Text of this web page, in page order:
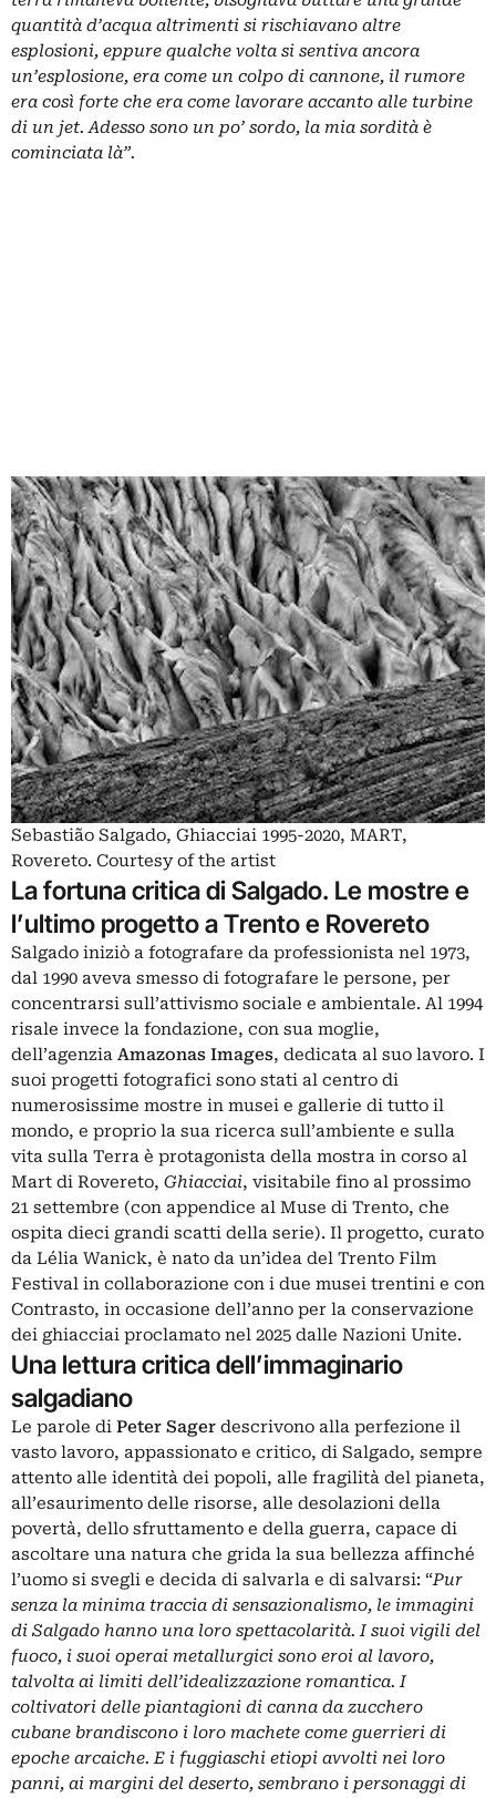
quantità d’acqua altrimenti si rischiavano altre
esplosioni, eppure qualche volta si sentiva ancora
un’esplosione, era come un colpo di cannone, il rumore
era così forte che era come lavorare accanto alle turbine
di un jet. Adesso sono un po’ sordo, la mia sordità è
cominciata là”.
Sebastião Salgado, Ghiacciai 1995-2020, MART,
Rovereto. Courtesy of the artist
La fortuna critica di Salgado. Le mostre e
l’ultimo progetto a Trento e Rovereto
Salgado iniziò a fotografare da professionista nel 1973,
dal 1990 aveva smesso di fotografare le persone, per
concentrarsi sull’attivismo sociale e ambientale. Al 1994
risale invece la fondazione, con sua moglie,
dell’agenzia Amazonas Images, dedicata al suo lavoro. I
suoi progetti fotografici sono stati al centro di
numerosissime mostre in musei e gallerie di tutto il
mondo, e proprio la sua ricerca sull’ambiente e sulla
vita sulla Terra è protagonista della mostra in corso al
Mart di Rovereto, Ghiacciai, visitabile fino al prossimo
21 settembre (con appendice al Muse di Trento, che
ospita dieci grandi scatti della serie). Il progetto, curato
da Lélia Wanick, è nato da un’idea del Trento Film
Festival in collaborazione con i due musei trentini e con
Contrasto, in occasione dell’anno per la conservazione
dei ghiacciai proclamato nel 2025 dalle Nazioni Unite.
Una lettura critica dell’immaginario
salgadiano
Le parole di Peter Sager descrivono alla perfezione il
vasto lavoro, appassionato e critico, di Salgado, sempre
attento alle identità dei popoli, alle fragilità del pianeta,
all’esaurimento delle risorse, alle desolazioni della
povertà, dello sfruttamento e della guerra, capace di
ascoltare una natura che grida la sua bellezza affinché
l’uomo si svegli e decida di salvarla e di salvarsi: “Pur
senza la minima traccia di sensazionalismo, le immagini
di Salgado hanno una loro spettacolarità. I suoi vigili del
fuoco, i suoi operai metallurgici sono eroi al lavoro,
talvolta ai limiti dell’idealizzazione romantica. I
coltivatori delle piantagioni di canna da zucchero
cubane brandiscono i loro machete come guerrieri di
epoche arcaiche. E i fuggiaschi etiopi avvolti nei loro
panni, ai margini del deserto, sembrano i personaggi di